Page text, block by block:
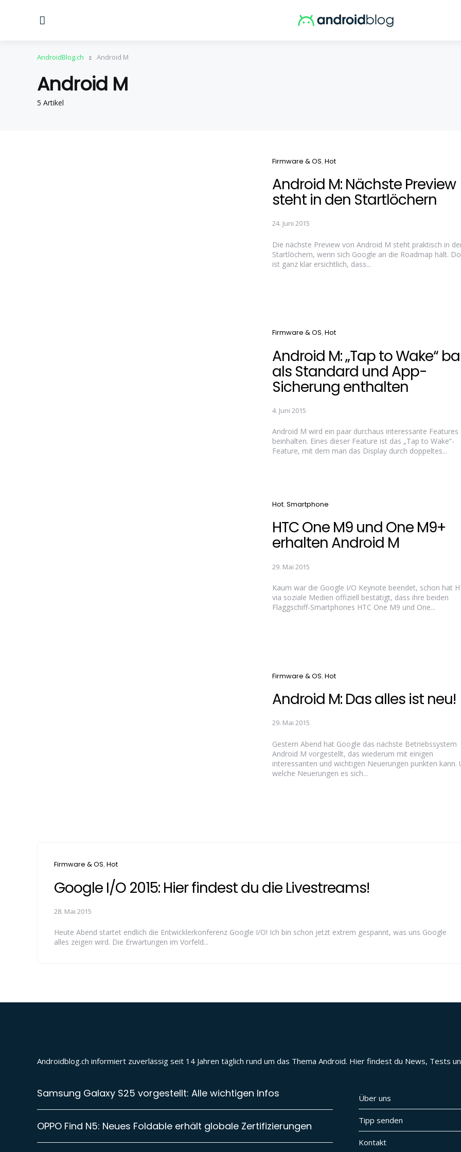
AndroidBlog.ch Android M
5 Artikel
Android M
Categories
Firmware & OS Hot
Android M: Nächste Preview
steht in den Startlöchern
24. Juni 2015
Die nächste Preview von Android M steht praktisch in
Startlöchern, wenn sich Google an die Roadmap hält.
ist ganz klar ersichtlich, dass...
Categories
Firmware & OS Hot
Android M: „Tap to Wake“
als Standard und App-
Sicherung enthalten
4. Juni 2015
Android M wird ein paar durchaus interessante Features
beinhalten. Eines dieser Feature ist das „Tap to Wake“-
Feature, mit dem man das Display durch doppeltes...
Categories
Hot Smartphone
HTC One M9 und One M9+
erhalten Android M
29. Mai 2015
Kaum war die Google I/O Keynote beendet, schon hat
via soziale Medien offiziell bestätigt, dass ihre beiden
Flaggschiff-Smartphones HTC One M9 und One...
Categories
Firmware & OS Hot
Android M: Das alles ist neu!
29. Mai 2015
Gestern Abend hat Google das nächste Betriebssystem
Android M vorgestellt, das wiederum mit einigen
interessanten und wichtigen Neuerungen punkten kann.
welche Neuerungen es sich...
Categories
Firmware & OS Hot
Google I/O 2015: Hier findest du die Livestreams!
28. Mai 2015
Heute Abend startet endlich die Entwicklerkonferenz Google I/O! Ich bin schon jetzt extrem gespannt, was uns Google
alles zeigen wird. Die Erwartungen im Vorfeld...
Androidblog.ch informiert zuverlässig seit 14 Jahren täglich rund um das Thema Android. Hier findest du News, Tests
Samsung Galaxy S25 vorgestellt: Alle wichtigen Infos
OPPO Find N5: Neues Foldable erhält globale Zertifizierungen
Über uns
Tipp senden
Kontakt